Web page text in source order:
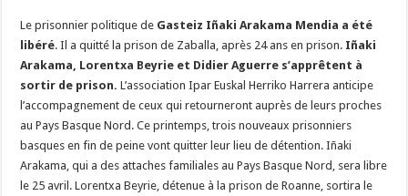
Le prisonnier politique de Gasteiz Iñaki Arakama Mendia a été
libéré. Il a quitté la prison de Zaballa, après 24 ans en prison. Iñaki
Arakama, Lorentxa Beyrie et Didier Aguerre s’apprêtent à
sortir de prison. L’association Ipar Euskal Herriko Harrera anticipe
l’accompagnement de ceux qui retourneront auprès de leurs proches
au Pays Basque Nord. Ce printemps, trois nouveaux prisonniers
basques en fin de peine vont quitter leur lieu de détention. Iñaki
Arakama, qui a des attaches familiales au Pays Basque Nord, sera libre
le 25 avril. Lorentxa Beyrie, détenue à la prison de Roanne, sortira le